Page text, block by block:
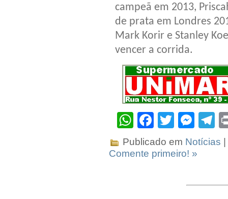
campeã em 2013,
de prata em Londres
Mark Korir e Stanley
vencer a corrida.
WhatsApp
Facebook
Twitter
Publicado em Notícias
Comente primeiro! »